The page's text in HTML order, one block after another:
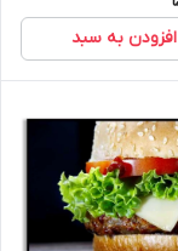
افزودن به سبد